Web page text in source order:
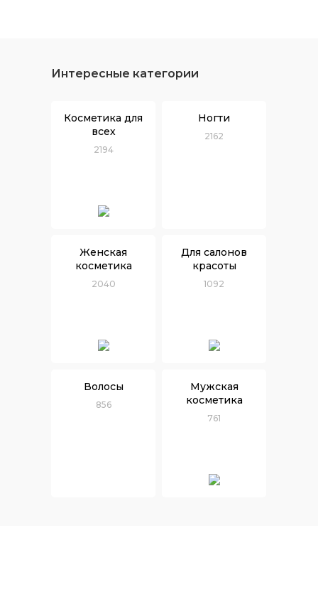
Интересные категории
Косметика для
всех
2194
Ногти
2162
Женская
косметика
2040
Для салонов
красоты
1092
Волосы
856
Мужская
косметика
761